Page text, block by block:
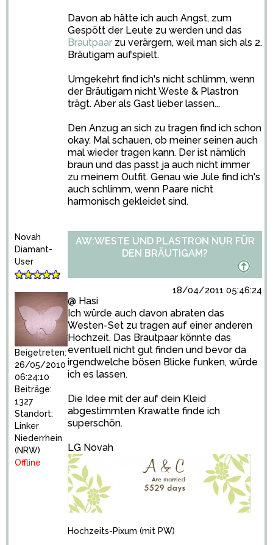
Davon ab hätte ich auch Angst, zum
Gespött der Leute zu werden und das
Brautpaar zu verärgern, weil man sich als 2.
Bräutigam aufspielt.
Umgekehrt find ich's nicht schlimm, wenn
der Bräutigam nicht Weste & Plastron
trägt. Aber als Gast lieber lassen...
Den Anzug an sich zu tragen find ich schon
okay. Mal schauen, ob meiner seinen auch
mal wieder tragen kann. Der ist nämlich
braun und das passt ja auch nicht immer
zu meinem Outfit. Genau wie Jule find ich's
auch schlimm, wenn Paare nicht
harmonisch gekleidet sind.
Novah
Diamant-
User
Beigetreten:
26/05/2010
06:24:10
Beiträge:
1327
Standort:
Linker
Niederrhein
(NRW)
Offline
AW:WESTE UND PLASTRON NUR FÜR
DEN BRÄUTIGAM?
18/04/2011 05:46:24
@ Hasi
Ich würde auch davon abraten das
Westen-Set zu tragen auf einer anderen
Hochzeit. Das Brautpaar könnte das
eventuell nicht gut finden und bevor da
irgendwelche bösen Blicke funken, würde
ich es lassen.
Die Idee mit der auf dein Kleid
abgestimmten Krawatte finde ich
superschön.
LG Novah
Hochzeits-Pixum (mit PW)